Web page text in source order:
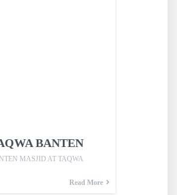
BANTEN
MASJID AT TAQWA
Read More